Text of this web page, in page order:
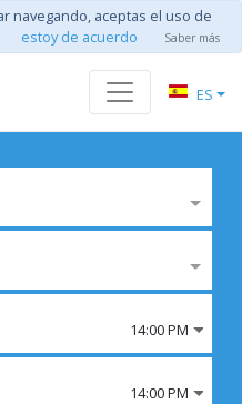
navegando, aceptas el uso de
estoy de acuerdo Saber más
ES
14:00 PM
14:00 PM